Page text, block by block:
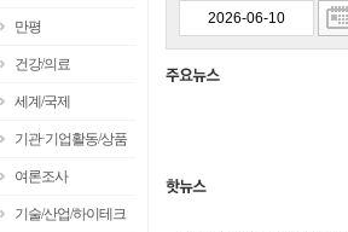
만평
건강/의료
세계/국제
기관·기업활동/상품
여론조사
기술/산업/하이테크